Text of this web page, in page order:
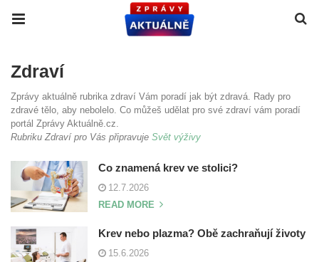
Zdraví
Zprávy aktuálně rubrika zdraví Vám poradí jak být zdravá. Rady pro
zdravé tělo, aby nebolelo. Co můžeš udělat pro své zdraví vám poradí
portál Zprávy Aktuálně.cz.
Rubriku Zdraví pro Vás připravuje Svět výživy
Co znamená krev ve stolici?
12.7.2026
READ MORE
Krev nebo plazma? Obě zachraňují životy
15.6.2026